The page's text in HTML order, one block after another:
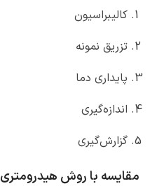
کالیبراسیون
تزریق نمونه
پایداری دما
اندازه‌گیری
گزارش‌گیری
مقایسه با روش هیدرومتری